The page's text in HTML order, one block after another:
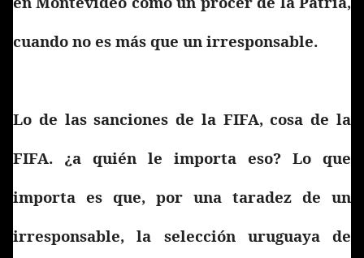
cuando no es más que un irresponsable.
Lo de las sanciones de la FIFA, cosa de la
FIFA. ¿a quién le importa eso? Lo que
importa es que, por una taradez de un
irresponsable, la selección uruguaya de